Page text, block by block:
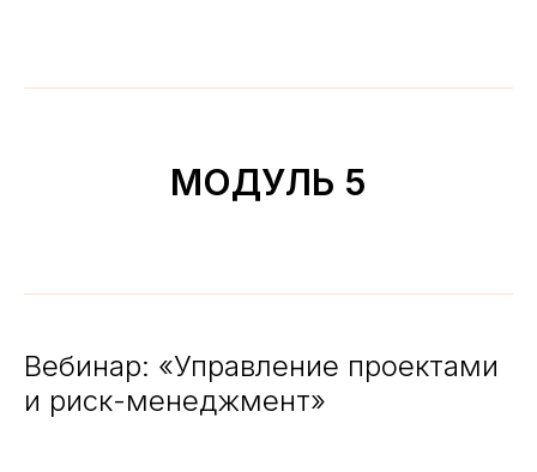
МОДУЛЬ 5
Вебинар: «Управление проектами
и риск-менеджмент»